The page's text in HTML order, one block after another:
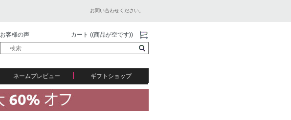
お問い合わせください。
お客様の声 カート ((商品が空です))
ネームプレビュー
ギフトショップ